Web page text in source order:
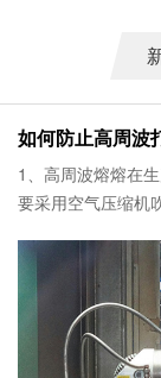
如何防止高周波
1、高周波熔熔在
要采用空气压缩机
材料有很大关系，